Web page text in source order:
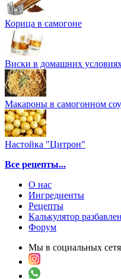
Корица в самогоне
Виски в домашних
Макароны в самогонном
Настойка "Цитрон"
Все рецепты...
О нас
Ингредиенты
Рецепты
Калькулятор
Форум
Мы в социальных